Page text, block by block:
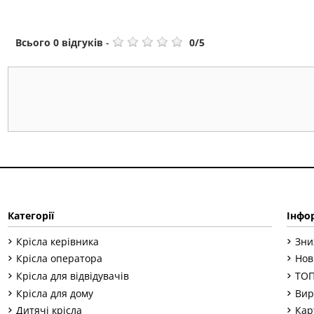
Всього 0відгуків - 0/5
Категорії
Крісла керівника
Крісла оператора
Крісла для відвідувачів
Крісла для дому
Дитячі крісла